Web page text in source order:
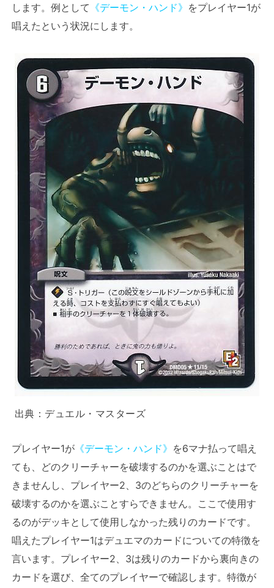
します。例として 《デーモン・ハンド》 をプレイヤー1が
唱えたという状況にします。
出典： デュエル・マスターズ
プレイヤー1が 《デーモン・ハンド》 を6マナ払って唱え
ても、どのクリーチャーを破壊するのかを選ぶことはで
きませんし、プレイヤー2、3のどちらのクリーチャーを
破壊するのかを選ぶことすらできません。ここで使用す
るのがデッキとして使用しなかった残りのカードです。
唱えたプレイヤー1はデュエマのカードについての特徴を
言います。プレイヤー2、3は残りのカードから裏向きの
カードを選び、全てのプレイヤーで確認します。特徴が